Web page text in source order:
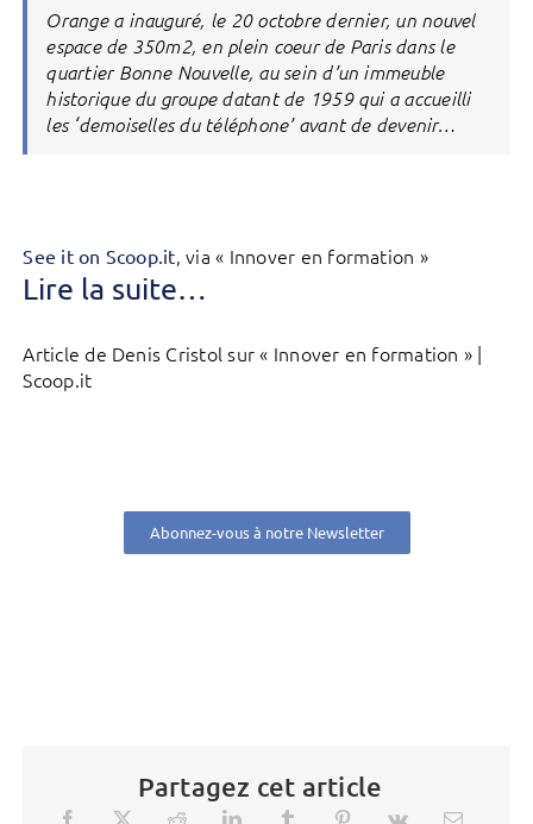
Orange a inauguré, le 20 octobre dernier, un nouvel
espace de 350m2, en plein coeur de Paris dans le
quartier Bonne Nouvelle, au sein d’un immeuble
historique du groupe datant de 1959 qui a accueilli
les ‘demoiselles du téléphone’ avant de devenir…
See it on Scoop.it, via « Innover en formation »
Lire la suite…
Article de Denis Cristol sur « Innover en formation » |
Scoop.it
Abonnez-vous à notre Newsletter
Partagez cet article